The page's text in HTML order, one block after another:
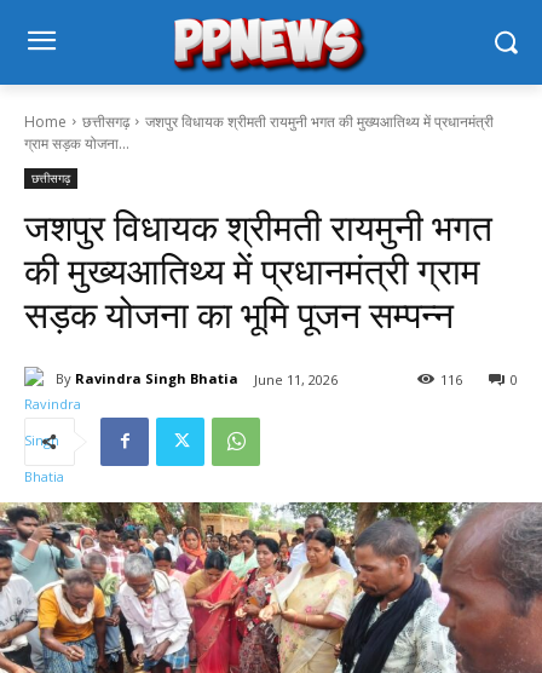
Home छत्तीसगढ़
जशपुर विधायक श्रीमती रायमुनी भगत की मुख्यआतिथ्य में प्रधानमंत्री
ग्राम सड़क योजना...
छत्तीसगढ़
जशपुर विधायक श्रीमती रायमुनी भगत
की मुख्यआतिथ्य में प्रधानमंत्री ग्राम
सड़क योजना का भूमि पूजन सम्पन्न
By Ravindra Singh Bhatia June 11, 2026 0
116